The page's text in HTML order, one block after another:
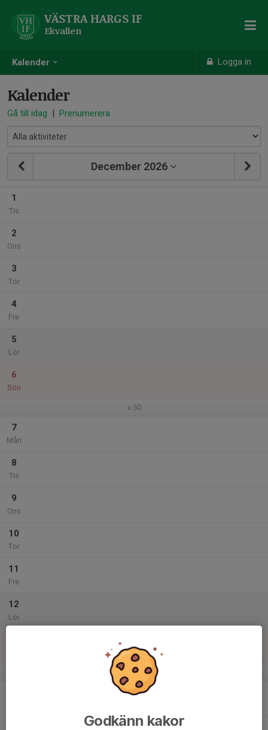
Kalender Logga in
VÄSTRA HARGS IF
Ekvallen
Kalender
Gå till idag | Prenumerera
December 2026
1
Tis
2
Ons
3
Tor
4
Fre
5
Lör
6
Sön
v.50
7
Mån
8
Tis
9
Ons
10
Tor
11
Fre
12
Lör
v.51
Godkänn kakor